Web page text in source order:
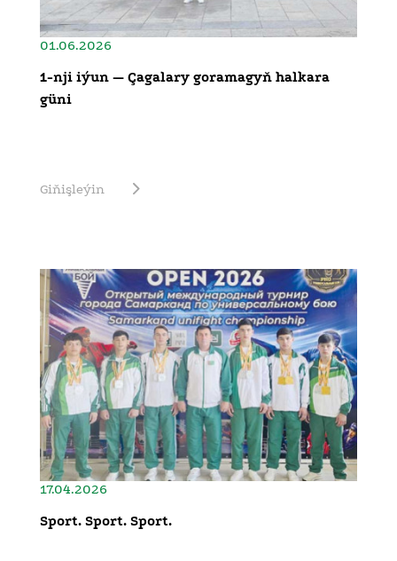
01.06.2026
1-nji iýun — Çagalary goramagyň halkara
güni
Giňişleýin
17.04.2026
Sport. Sport. Sport.